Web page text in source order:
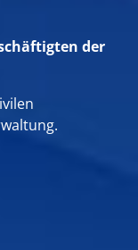
der